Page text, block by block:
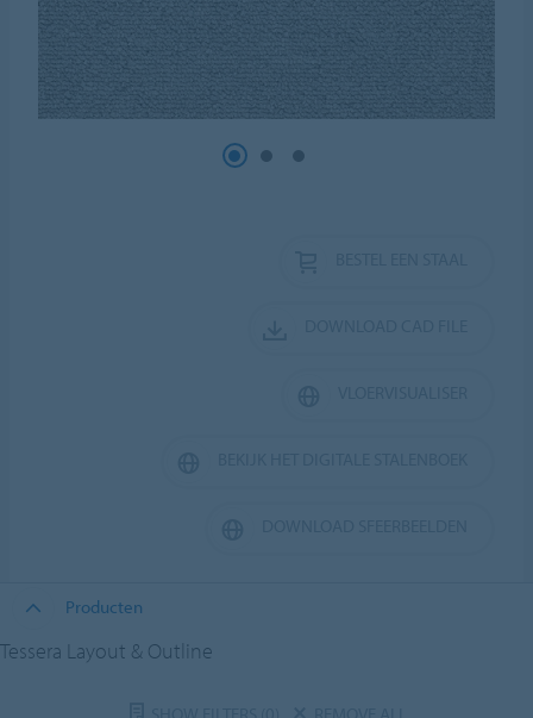
Producten
Tessera Layout & Outline